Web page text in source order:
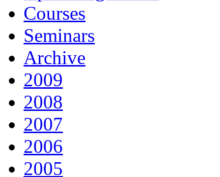
Courses
Seminars
Archive
2009
2008
2007
2006
2005